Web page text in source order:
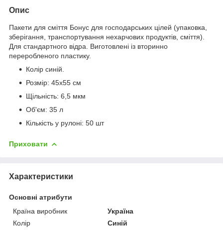
Опис
Пакети для сміття Бонус для господарських цілей (упаковка,
зберігання, транспортування нехарчових продуктів, сміття).
Для стандартного відра. Виготовлені із вторинно
переробленого пластику.
Колір синій.
Розмір: 45x55 см
Щільність: 6,5 мкм
Об'єм: 35 л
Кількість у рулоні: 50 шт
Приховати
Характеристики
Основні атрибути
Країна виробник
Україна
Колір
Синій